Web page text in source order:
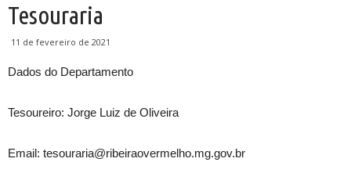
Tesouraria
11 de fevereiro de 2021
Dados do Departamento
Tesoureiro: Jorge Luiz de Oliveira
Email: tesouraria@ribeiraovermelho.mg.gov.br